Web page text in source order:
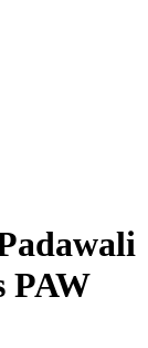
PAW